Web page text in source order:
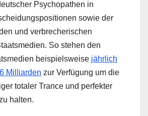
Psychopathen in
sowie der
und verbrecherischen
So stehen den
beispielsweise jährlich
Milliarden zur Verfügung um die
totaler Trance und perfekter
halten.